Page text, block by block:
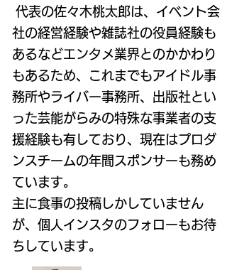
代表の佐々木桃太郎は、イベント会
社の経営経験や雑誌社の役員経験も
あるなどエンタメ業界とのかかわり
もあるため、これまでもアイドル事
務所やライバー事務所、出版社とい
った芸能がらみの特殊な事業者の支
援経験も有しており、現在はプロダ
ンスチームの年間スポンサーも務め
ています。
主に食事の投稿しかしていません
が、個人インスタのフォローもお待
ちしています。